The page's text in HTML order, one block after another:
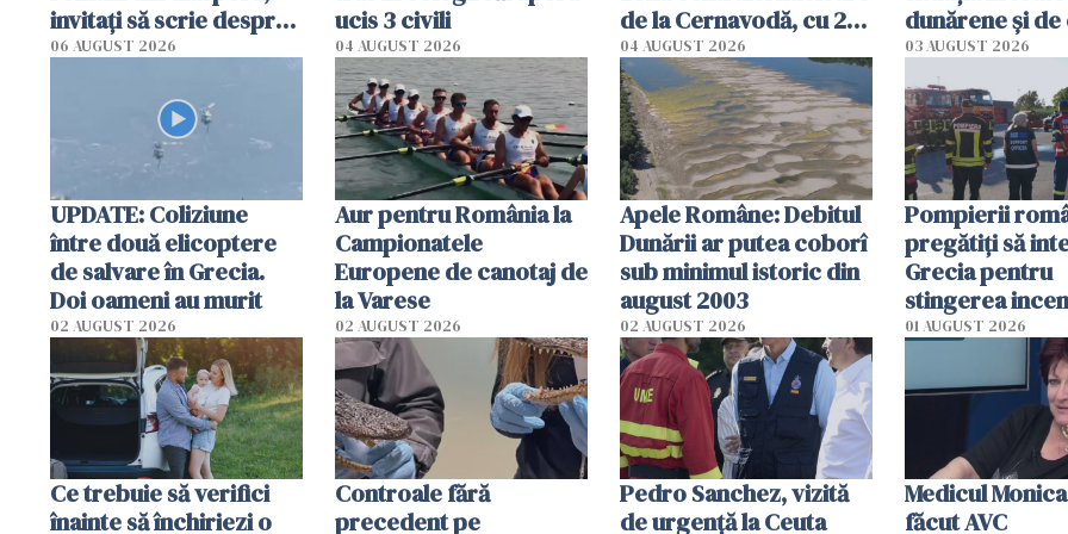
invitați să scrie despre
România într-un volum
06 AUGUST 2026
ucis 3 civili
04 AUGUST 2026
de la Cernavodă, cu 2
cm faţă de ziua trecută
04 AUGUST 2026
dunărene și de
România
efectele, deși a
în iulie
03 AUGUST 2026
UPDATE: Coliziune
între două elicoptere
de salvare în Grecia.
Doi oameni au murit
02 AUGUST 2026
Aur pentru România la
Campionatele
Europene de canotaj de
la Varese
02 AUGUST 2026
Apele Române: Debitul
Dunării ar putea coborî
sub minimul istoric din
august 2003
02 AUGUST 2026
Pompierii
pregătiţi să
Grecia pentru
stingerea
01 AUGUST 2026
Ce trebuie să verifici
înainte să închiriezi o
Controale fără
precedent pe
Pedro Sanchez, vizită
de urgență la Ceuta
Medicul
făcut AVC